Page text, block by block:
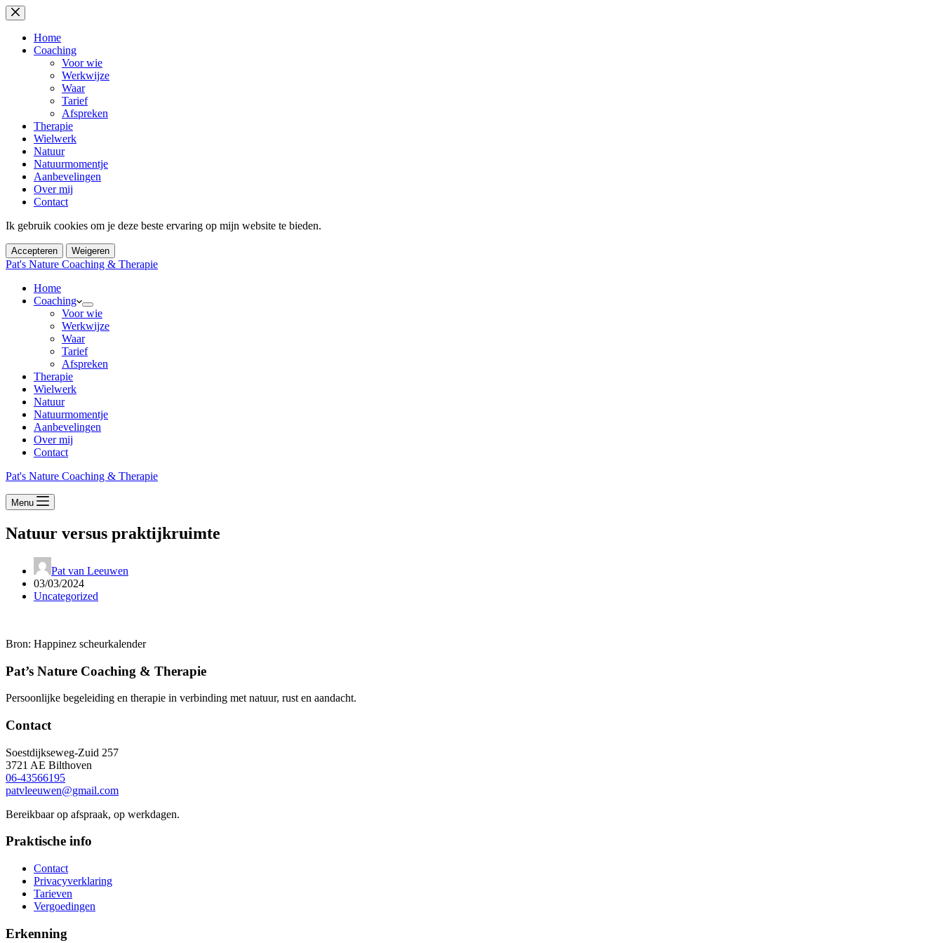
Ga
naar
inhoud
Home
Coaching
Voor wie
Werkwijze
Waar
Tarief
Afspreken
Therapie
Wielwerk
Natuur
Natuurmomentje
Aanbevelingen
Over mij
Contact
Ik gebruik cookies om je deze beste ervaring op mijn website te bieden.
Accepteren Weigeren
Pat's Nature Coaching & Therapie
Home
Coaching
Voor wie
Werkwijze
Waar
Tarief
Afspreken
Therapie
Wielwerk
Natuur
Natuurmomentje
Aanbevelingen
Over mij
Contact
Pat's Nature Coaching & Therapie
Menu
Natuur versus praktijkruimte
Pat van Leeuwen
03/03/2024
Uncategorized
Bron: Happinez scheurkalender
Pat’s Nature Coaching & Therapie
Persoonlijke begeleiding en therapie in verbinding met natuur, rust en aandacht.
Contact
Soestdijkseweg-Zuid 257
3721 AE Bilthoven
06-43566195
patvleeuwen@gmail.com
Bereikbaar op afspraak, op werkdagen.
Praktische info
Contact
Privacyverklaring
Tarieven
Vergoedingen
Erkenning